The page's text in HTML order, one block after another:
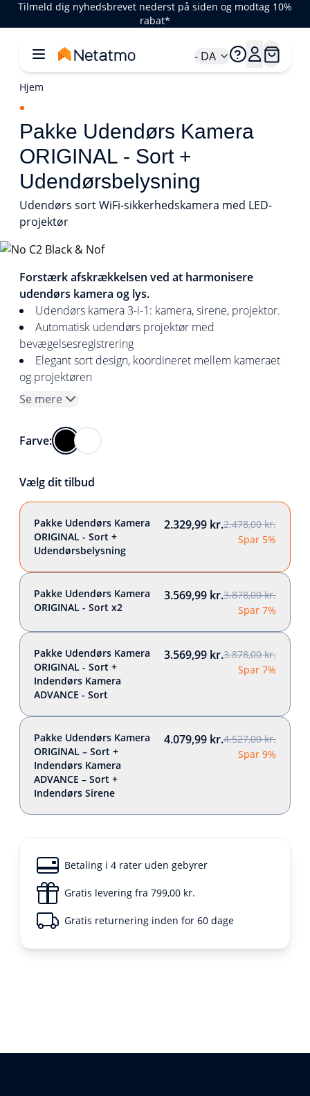
Tilmeld dig nyhedsbrevet nederst på siden og modtag 10%
rabat*
- DA
Hjem
Pakke Udendørs Kamera
ORIGINAL - Sort +
Udendørsbelysning
Udendørs sort WiFi-sikkerhedskamera med LED-
projektør
Forstærk afskrækkelsen ved at harmonisere
udendørs kamera og lys.
Udendørs kamera 3-i-1: kamera, sirene, projektor.
Automatisk udendørs projektør med
bevægelsesregistrering
Elegant sort design, koordineret mellem kameraet
og projektøren
Se mere
Farve:
Vælg dit tilbud
Pakke Udendørs Kamera
ORIGINAL - Sort +
Udendørsbelysning
2.329,99 kr.2.478,00 kr.
Spar 5%
Pakke Udendørs Kamera
ORIGINAL - Sort x2
3.569,99 kr.3.878,00 kr.
Spar 7%
Pakke Udendørs Kamera
ORIGINAL - Sort +
Indendørs Kamera
ADVANCE - Sort
3.569,99 kr.3.878,00 kr.
Spar 7%
Pakke Udendørs Kamera
ORIGINAL – Sort +
Indendørs Kamera
ADVANCE – Sort +
Indendørs Sirene
4.079,99 kr.4.527,00 kr.
Spar 9%
Betaling i 4 rater uden gebyrer
Gratis levering fra 799,00 kr.
Gratis returnering inden for 60 dage